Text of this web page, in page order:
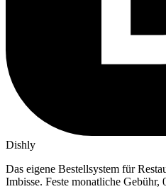
Dishly
Das eigene Bestellsystem für
Imbisse. Feste monatliche